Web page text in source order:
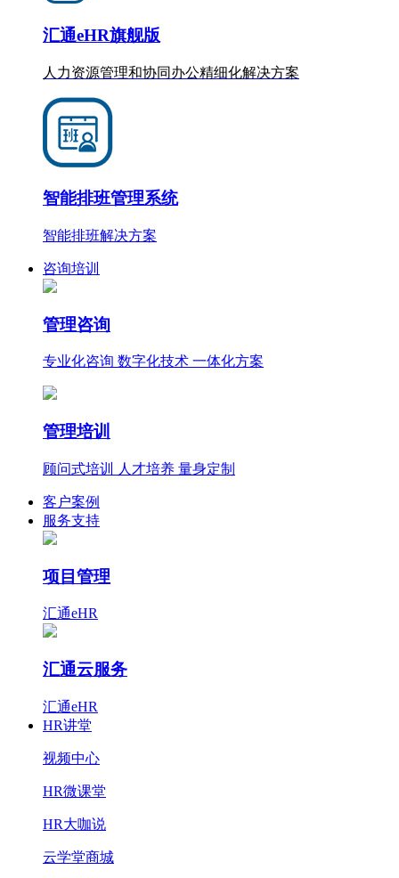
汇通eHR旗舰版
人力资源管理和协同办公精细化解决方案
智能排班管理系统
智能排班解决方案
咨询培训
管理咨询
专业化咨询 数字化技术 一体化方案
管理培训
顾问式培训 人才培养 量身定制
客户案例
服务支持
项目管理
汇通eHR
汇通云服务
汇通eHR
HR讲堂
视频中心
HR微课堂
HR大咖说
云学堂商城